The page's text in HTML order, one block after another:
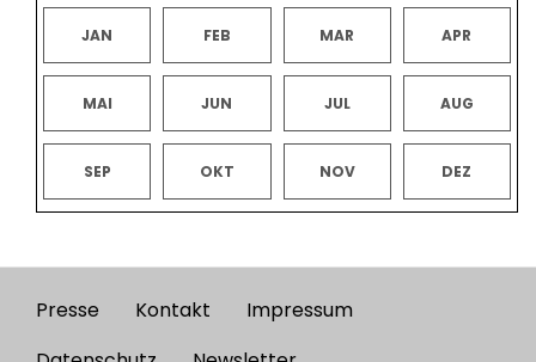
JAN FEB MAR APR
MAI JUN JUL AUG
SEP OKT NOV DEZ
Footer
Presse Kontakt
Impressum